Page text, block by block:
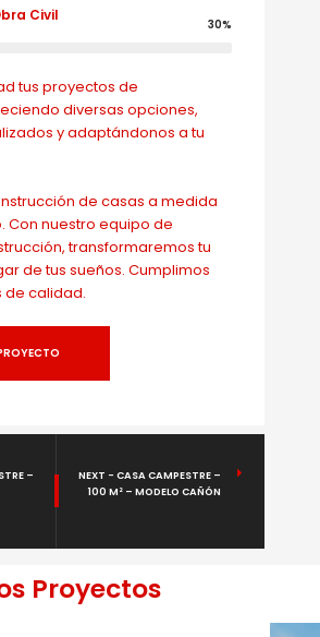
Civil
30%
tus proyectos de
diversas opciones,
y adaptándonos a tu
de casas a medida
Con nuestro equipo de
transformaremos tu
de tus sueños. Cumplimos
de calidad.
–
NEXT - CASA CAMPESTRE –
100 M² – MODELO CAÑÓN
Proyectos